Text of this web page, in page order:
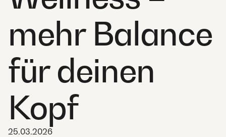
mehr Balance
für deinen
Kopf
25.03.2026